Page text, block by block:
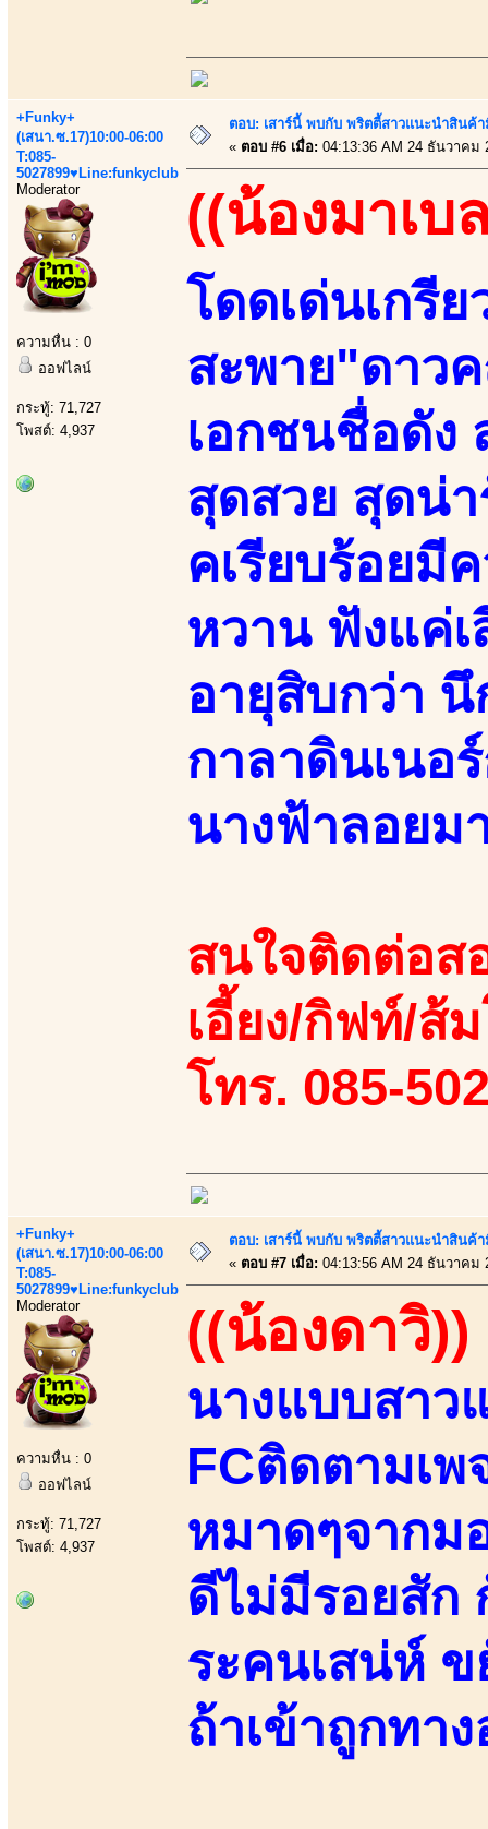
+Funky+
(เสนา.ซ.17)10:00-06:00
T:085-
5027899♥Line:funkyclub
Moderator
ความหื่น : 0
ออฟไลน์
กระทู้: 71,727
โพสต์: 4,937
ตอบ: เสาร์นี้ พบกับ พริตตี้สาวแนะนำสินค้
« ตอบ #6 เมื่อ: 04:13:36 AM 24 ธันวาคม
((น้องมาเบ
โดดเด่นเกรี
สะพาย"ดาว
เอกชนชื่อดัง
สุดสวย สุดน่า
คเรียบร้อยมี
หวาน ฟังแค่เ
อายุสิบกว่า นึ
กาลาดินเนอ
นางฟ้าลอยม
สนใจติดต่อส
เอี้ยง/กิฟท์/ส้
โทร. 085-
+Funky+
(เสนา.ซ.17)10:00-06:00
T:085-
5027899♥Line:funkyclub
Moderator
ความหื่น : 0
ออฟไลน์
กระทู้: 71,727
โพสต์: 4,937
ตอบ: เสาร์นี้ พบกับ พริตตี้สาวแนะนำสินค้
« ตอบ #7 เมื่อ: 04:13:56 AM 24 ธันวาคม
((น้องดาวิ))
นางแบบสาว
FCติดตามเพ
หมาดๆจากม
ดีไม่มีรอยสัก
ระคนเสน่ห์
ถ้าเข้าถูกทา